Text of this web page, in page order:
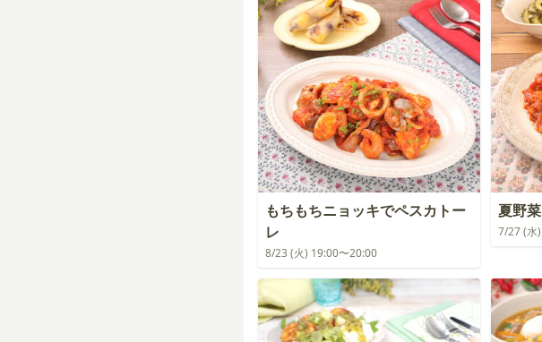
もちもちニョッキでペスカトー
レ
8/23 (火) 19:00〜20:00
夏野
7/27 (水